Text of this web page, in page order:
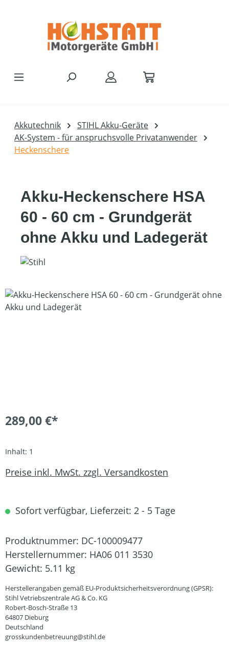
Akkutechnik
STIHL Akku-Geräte
AK-System - für anspruchsvolle Privatanwender
Heckenschere
Akku-Heckenschere HSA
60 - 60 cm - Grundgerät
ohne Akku und Ladegerät
Bildergalerie überspringen
289,00 €*
Inhalt: 1
Preise inkl. MwSt. zzgl. Versandkosten
Sofort verfügbar, Lieferzeit: 2 - 5 Tage
Produktnummer: DC-100009477
Herstellernummer: HA06 011 3530
Gewicht: 5.11 kg
Herstellerangaben gemäß EU-Produktsicherheitsverordnung (GPSR):
Stihl Vetriebszentrale AG & Co. KG
Robert-Bosch-Straße 13
64807 Dieburg
Deutschland
grosskundenbetreuung@stihl.de